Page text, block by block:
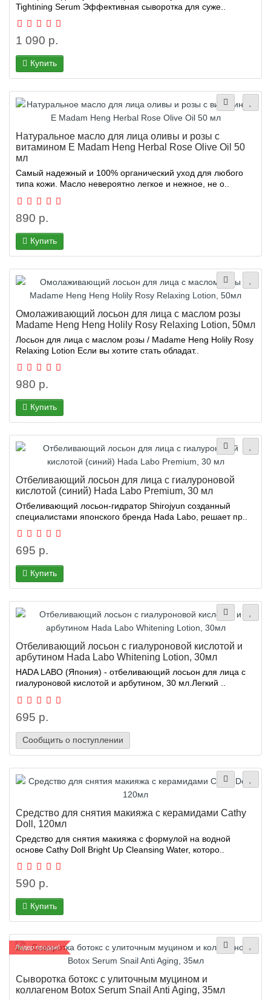
Tightining Serum Эффективная сыворотка для суже..
1 090 р.
Купить
Натуральное масло для лица оливы и розы с
витамином E Madam Heng Herbal Rose Olive Oil 50
мл
Самый надежный и 100% органический уход для любого
типа кожи. Масло невероятно легкое и нежное, не о..
890 р.
Купить
Омолаживающий лосьон для лица с маслом розы
Madame Heng Heng Holily Rosy Relaxing Lotion, 50мл
Лосьон для лица с маслом розы / Madame Heng Holily Rosy
Relaxing Lotion Если вы хотите стать обладат..
980 р.
Купить
Отбеливающий лосьон для лица с гиалуроновой
кислотой (синий) Hada Labo Premium, 30 мл
Отбеливающий лосьон-гидратор Shirojyun созданный
специалистами японского бренда Hada Labo, решает пр..
695 р.
Купить
Отбеливающий лосьон с гиалуроновой кислотой и
арбутином Hada Labo Whitening Lotion, 30мл
HADA LABO (Япония) - отбеливающий лосьон для лица с
гиалуроновой кислотой и арбутином, 30 мл.Легкий ..
695 р.
Сообщить о поступлении
Средство для снятия макияжа с керамидами Cathy
Doll, 120мл
Средство для снятия макияжа с формулой на водной
основе Cathy Doll Bright Up Cleansing Water, которо..
590 р.
Купить
Лидер продаж!
Сыворотка ботокс с улиточным муцином и
коллагеном Botox Serum Snail Anti Aging, 35мл